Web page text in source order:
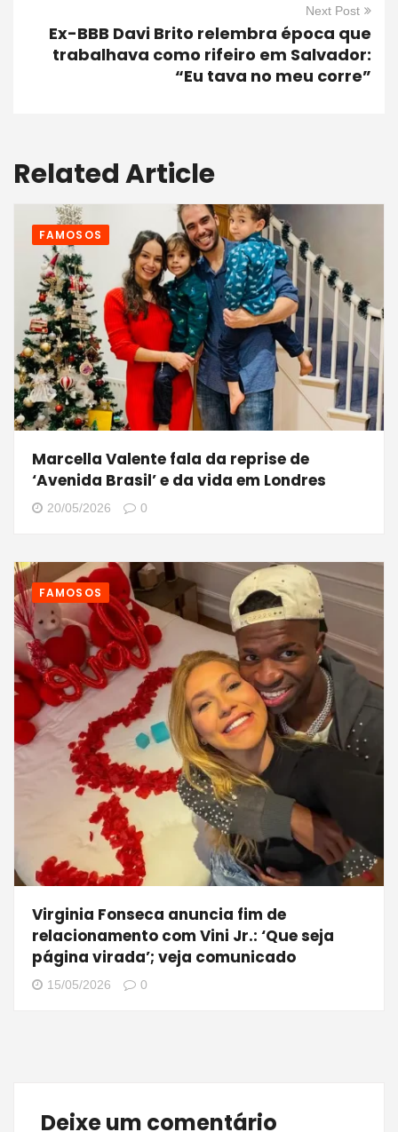
Next Post
Ex-BBB Davi Brito relembra época que
trabalhava como rifeiro em Salvador:
“Eu tava no meu corre”
Related Article
FAMOSOS
Marcella Valente fala da reprise de
‘Avenida Brasil’ e da vida em Londres
20/05/2026 0
FAMOSOS
Virginia Fonseca anuncia fim de
relacionamento com Vini Jr.: ‘Que seja
página virada’; veja comunicado
15/05/2026 0
Deixe um comentário